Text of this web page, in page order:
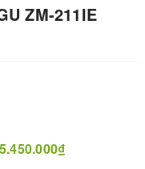
ZM-211IE
5.450.000₫